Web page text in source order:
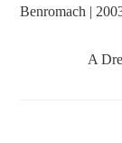
Benromach |
A